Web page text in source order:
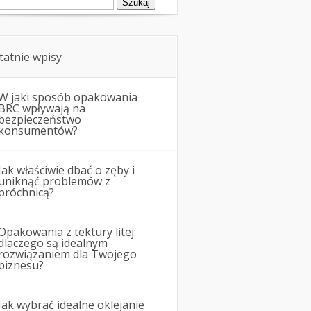
wpisy
jaki sposób opakowania
wpływają na
właściwie dbać o zęby i
problemów z
z tektury litej:
są idealnym
dla Twojego
wybrać idealne oklejanie